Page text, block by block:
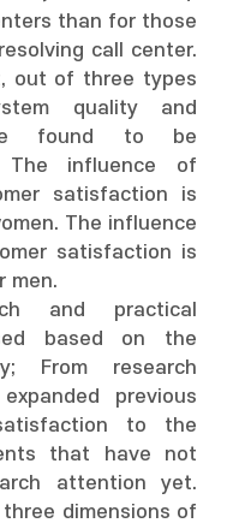
than for those
call center.
out of three types
quality and
found to be
The influence of
satisfaction is
The influence
satisfaction is
men.
and practical
based on the
From research
previous
to the
that have not
attention yet.
dimensions of